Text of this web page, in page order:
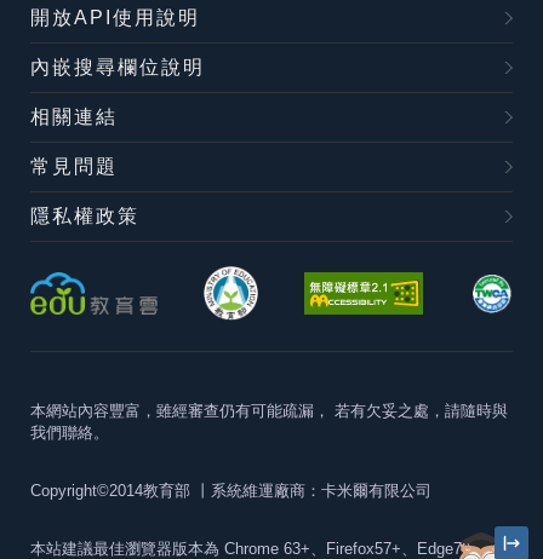
開放API使用說明
內嵌搜尋欄位說明
相關連結
常見問題
隱私權政策
本網站內容豐富，雖經審查仍有可能疏漏， 若有欠妥之處，請隨時與
我們聯絡。
Copyright©2014教育部 丨系統維運廠商：卡米爾有限公司
本站建議最佳瀏覽器版本為 Chrome 63+、Firefox57+、Edge79+及